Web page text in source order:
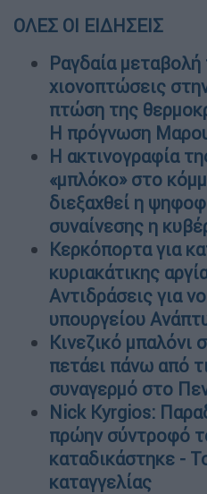
ΟΛΕΣ ΟΙ ΕΙΔΗΣΕΙΣ
Ραγδαία
χιονοπτώσεις
πτώση της
Η πρόγνωση
Η ακτινογραφία
«μπλόκο» στο
διεξαχθεί η
συναίνεσης η
Κερκόπορτα για
κυριακάτικης
Αντιδράσεις για
υπουργείου
Κινεζικό
πετάει πάνω από
συναγερμό στο
Nick Kyrgios:
πρώην σύντροφό
καταδικάστηκε -
καταγγελίας